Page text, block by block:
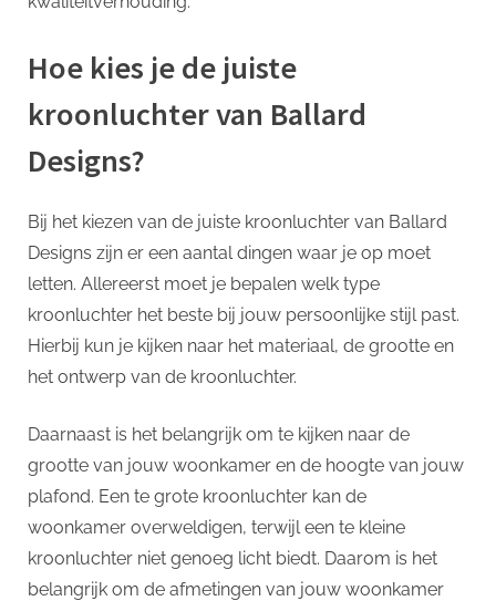
Hoe kies je de juiste
kroonluchter van Ballard
Designs?
Bij het kiezen van de juiste kroonluchter van Ballard
Designs zijn er een aantal dingen waar je op moet
letten. Allereerst moet je bepalen welk type
kroonluchter het beste bij jouw persoonlijke stijl past.
Hierbij kun je kijken naar het materiaal, de grootte en
het ontwerp van de kroonluchter.
Daarnaast is het belangrijk om te kijken naar de
grootte van jouw woonkamer en de hoogte van jouw
plafond. Een te grote kroonluchter kan de
woonkamer overweldigen, terwijl een te kleine
kroonluchter niet genoeg licht biedt. Daarom is het
belangrijk om de afmetingen van jouw woonkamer